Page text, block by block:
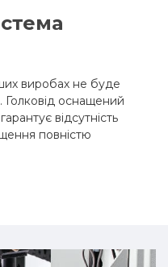
виробах не буде
оснащений
відсутність
повністю